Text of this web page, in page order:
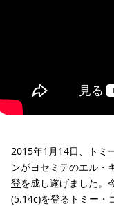
2015年1月14日、 トミ
ンがヨセミテのエル・
登を成し遂げました。
(5.14c)を登るトミー・